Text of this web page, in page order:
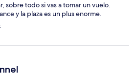
sobre todo si vas a tomar un vuelo.
y la plaza es un plus enorme.